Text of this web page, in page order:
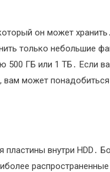
он может
только небольшие
ГБ или 1 ТБ․ Если
вам может
внутри HDD․